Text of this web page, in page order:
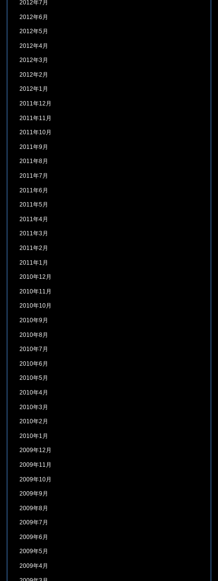
2012年7月
2012年6月
2012年5月
2012年4月
2012年3月
2012年2月
2012年1月
2011年12月
2011年11月
2011年10月
2011年9月
2011年8月
2011年7月
2011年6月
2011年5月
2011年4月
2011年3月
2011年2月
2011年1月
2010年12月
2010年11月
2010年10月
2010年9月
2010年8月
2010年7月
2010年6月
2010年5月
2010年4月
2010年3月
2010年2月
2010年1月
2009年12月
2009年11月
2009年10月
2009年9月
2009年8月
2009年7月
2009年6月
2009年5月
2009年4月